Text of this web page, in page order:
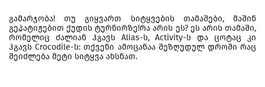
გამარჯობა! თუ გიყვართ სიტყვების თამაშები, მაშინ
გეპატიჟებით ქუდის ტურნირზე!რა არის ეს? ეს არის თამაში,
რომელიც ძალიან ჰგავს Alias-ს, Activity-ს და ცოტაც კი
ჰგავს Crocodile-ს: თქვენი ამოცანაა შეზღუდულ დროში რაც
შეიძლება მეტი სიტყვა ახსნათ.